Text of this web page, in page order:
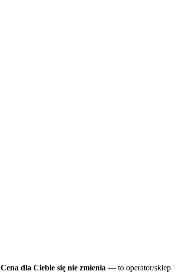
Cena dla Ciebie się nie zmienia — to operator/sklep